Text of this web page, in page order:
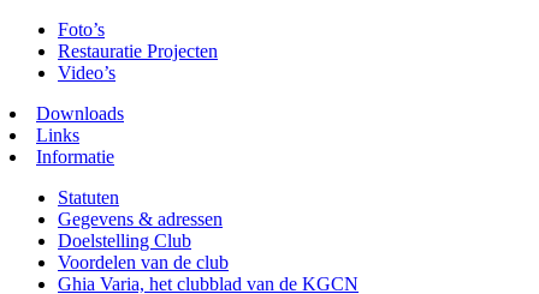
Foto’s
Restauratie Projecten
Video’s
Downloads
Links
Informatie
Statuten
Gegevens & adressen
Doelstelling Club
Voordelen van de club
Ghia Varia, het clubblad van de KGCN